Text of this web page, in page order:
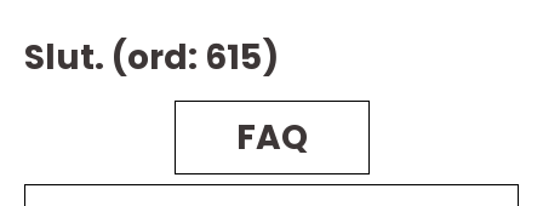
Slut. (ord: 615)
FAQ